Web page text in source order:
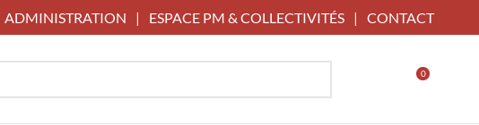
ADMINISTRATION | ESPACE PM & COLLECTIVITÉS | CONTACT
0